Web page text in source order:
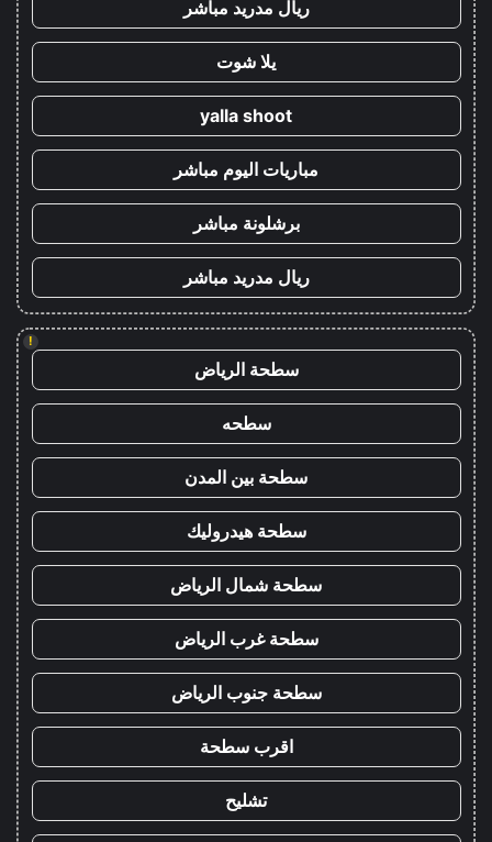
ريال مدريد مباشر
يلا شوت
yalla shoot
مباريات اليوم مباشر
برشلونة مباشر
ريال مدريد مباشر
!
سطحة الرياض
سطحه
سطحة بين المدن
سطحة هيدروليك
سطحة شمال الرياض
سطحة غرب الرياض
سطحة جنوب الرياض
اقرب سطحة
تشليح